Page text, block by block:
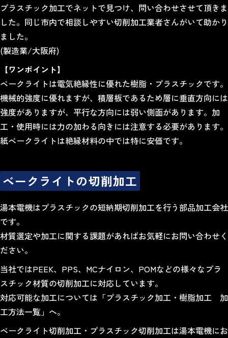
プラスチック加工でネットで見つけ、問い合わせさせて頂きま
した。同じ市内で相談しやすい切削加工業者さんがいて助かり
ました。
(製造業/大阪府)
【ワンポイント】
ベークライトは電気絶縁性に優れた樹脂・プラスチックです。
機械的強度に優れますが、積層板であるため層に垂直方向には
強度がありますが、平行な方向には弱い側面があります。加
工・使用時には力の加わる向きには注意する必要があります。
紙ベークライトは絶縁材料の中では特に安価です。
ベークライトの切削加工
湯本電機はプラスチックの短納期切削加工を行う部品加工会社
です。
材質選定や加工に関する課題があればお気軽にお問い合わせく
ださい。
当社ではPEEK、 PPS、 MCナイロン、 POMなどの様々なプラ
スチック材質の切削加工に対応しています。
対応可能な加工については「プラスチック加工・樹脂加工 加
工方法一覧 」へ。
ベークライト切削加工 ・プラスチック切削加工は湯本電機にお